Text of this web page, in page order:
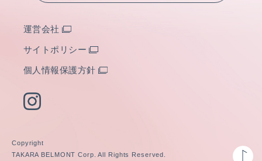
運営会社
サイトポリシー
個人情報保護方針
Copyright
TAKARA BELMONT Corp. All Rights Reserved.